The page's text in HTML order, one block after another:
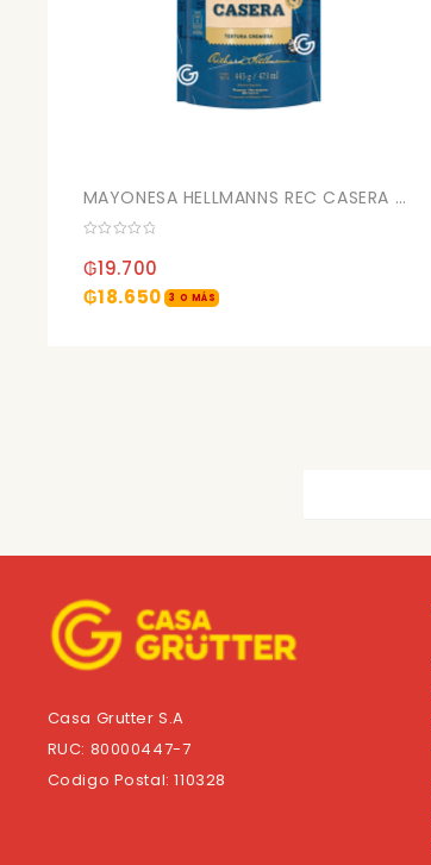
MAYONESA HELLMANNS REC CASERA DP 445GR (15)
out
of
5
₲19.700
₲18.650 3 O MÁS
Casa Grutter S.A
RUC: 80000447-7
Codigo Postal: 110328